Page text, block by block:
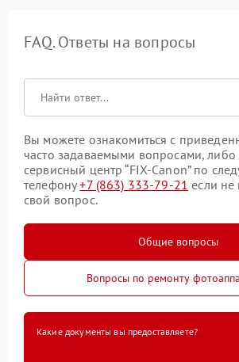
FAQ. Ответы на вопросы
Вы можете ознакомиться с
часто задаваемыми вопросами, либо
сервисный центр “FIX-Canon” по
телефону+7 (863) 333-79-21 если не
свой вопрос.
Общие вопросы
Вопросы по ремонту
Какие документы вы предоставляете?